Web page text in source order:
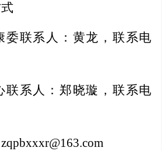
委联系人：黄龙，联系电
联系人：郑晓璇，联系电